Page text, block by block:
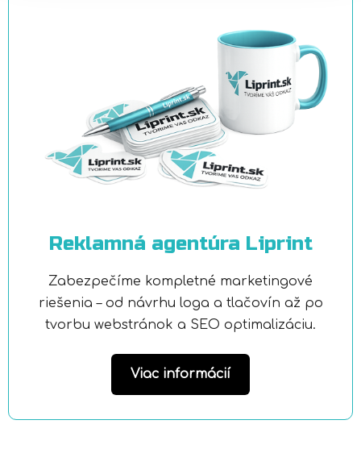
Reklamná agentúra Liprint
Zabezpečíme kompletné marketingové
riešenia – od návrhu loga a tlačovín až po
tvorbu webstránok a SEO optimalizáciu.
Viac informácií